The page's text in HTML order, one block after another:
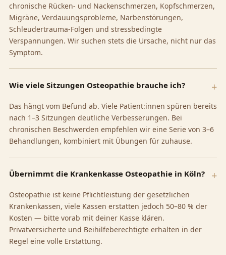
chronische Rücken- und Nackenschmerzen, Kopfschmerzen,
Migräne, Verdauungsprobleme, Narbenstörungen,
Schleudertrauma-Folgen und stressbedingte
Verspannungen. Wir suchen stets die Ursache, nicht nur das
Symptom.
Wie viele Sitzungen Osteopathie brauche ich?
Das hängt vom Befund ab. Viele Patient:innen spüren bereits
nach 1–3 Sitzungen deutliche Verbesserungen. Bei
chronischen Beschwerden empfehlen wir eine Serie von 3–6
Behandlungen, kombiniert mit Übungen für zuhause.
Übernimmt die Krankenkasse Osteopathie in Köln?
Osteopathie ist keine Pflichtleistung der gesetzlichen
Krankenkassen, viele Kassen erstatten jedoch 50–80 % der
Kosten — bitte vorab mit deiner Kasse klären.
Privatversicherte und Beihilfeberechtigte erhalten in der
Regel eine volle Erstattung.